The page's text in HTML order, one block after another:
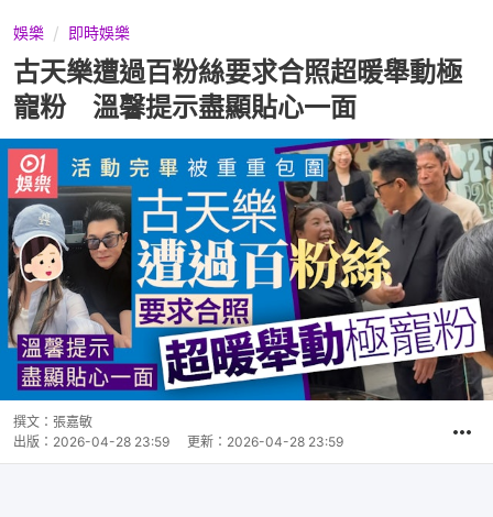
娛樂 即時娛樂
古天樂遭過百粉絲要求合照超暖舉動極
寵粉 溫馨提示盡顯貼心一面
撰文： 張嘉敏
出版： 2026-04-28 23:59 更新： 2026-04-28 23:59